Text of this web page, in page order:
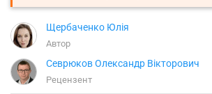
Щербаченко Юлія
Автор
Севрюков Олександр Вікторович
Рецензент